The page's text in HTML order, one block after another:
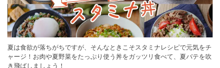
夏は食欲が落ちがちですが、そんなときこそスタミナレシピで元気をチ
ャージ！お肉や夏野菜をたっぷり使う丼をガッツリ食べて、夏バテを吹
き飛ばしましょう！